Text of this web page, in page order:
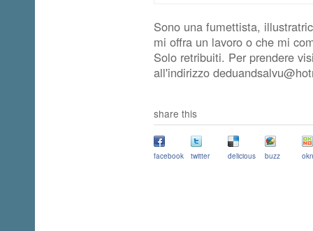
Sono una fumettista,
mi offra un lavoro o che mi
Solo retribuiti. Per prendere
all'indirizzo
share this
facebook twitter delicious buzz